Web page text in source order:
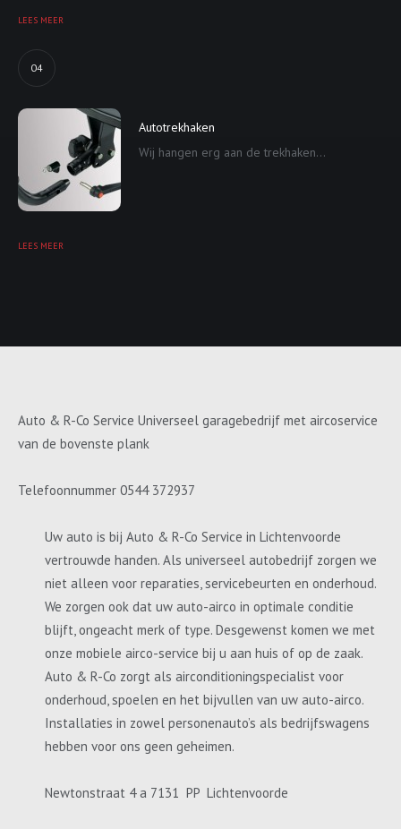
LEES MEER
04
Autotrekhaken
Wij hangen erg aan de trekhaken...
LEES MEER
Auto & R-Co Service Universeel garagebedrijf met aircoservice
van de bovenste plank
Telefoonnummer 0544 372937
Uw auto is bij Auto & R-Co Service in Lichtenvoorde
vertrouwde handen. Als universeel autobedrijf zorgen we
niet alleen voor reparaties, servicebeurten en onderhoud.
We zorgen ook dat uw auto-airco in optimale conditie
blijft, ongeacht merk of type. Desgewenst komen we met
onze mobiele airco-service bij u aan huis of op de zaak.
Auto & R-Co zorgt als airconditioningspecialist voor
onderhoud, spoelen en het bijvullen van uw auto-airco.
Installaties in zowel personenauto’s als bedrijfswagens
hebben voor ons geen geheimen.
Newtonstraat 4 a 7131 PP Lichtenvoorde